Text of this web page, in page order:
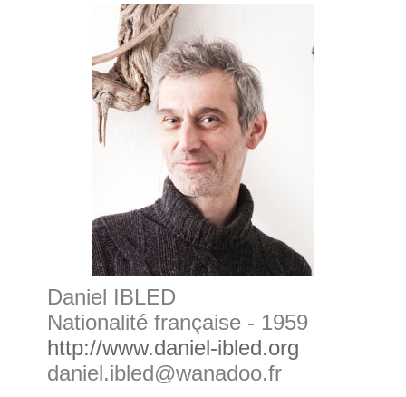
Daniel IBLED
Nationalité française - 1959
http://www.daniel-ibled.org
daniel.ibled@wanadoo.fr